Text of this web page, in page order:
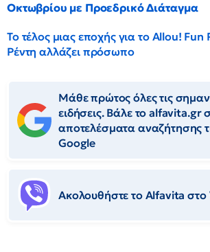
Οκτωβρίου με Προεδρικό Διάταγμα
Το τέλος μιας εποχής για το Allou! Fun
Ρέντη αλλάζει πρόσωπο
Μάθε πρώτος όλες τις
ειδήσεις. Βάλε το alfavita.gr
αποτελέσματα αναζήτησης
Google
Ακολουθήστε το Αlfavita στο